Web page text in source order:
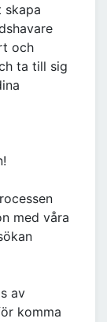
skapa
och
ta till sig
med våra
av
komma